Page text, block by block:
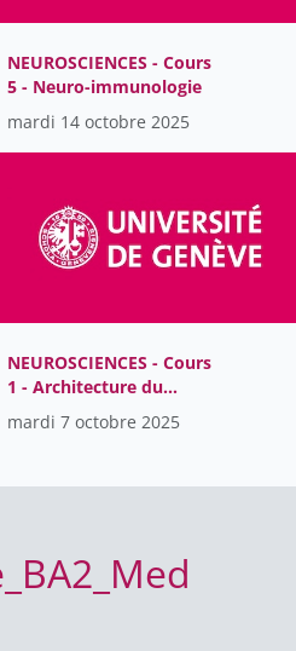
NEUROSCIENCES - Cours
5 - Neuro-immunologie
mardi 14 octobre 2025
NEUROSCIENCES - Cours
1 - Architecture du
système nerveux
mardi 7 octobre 2025